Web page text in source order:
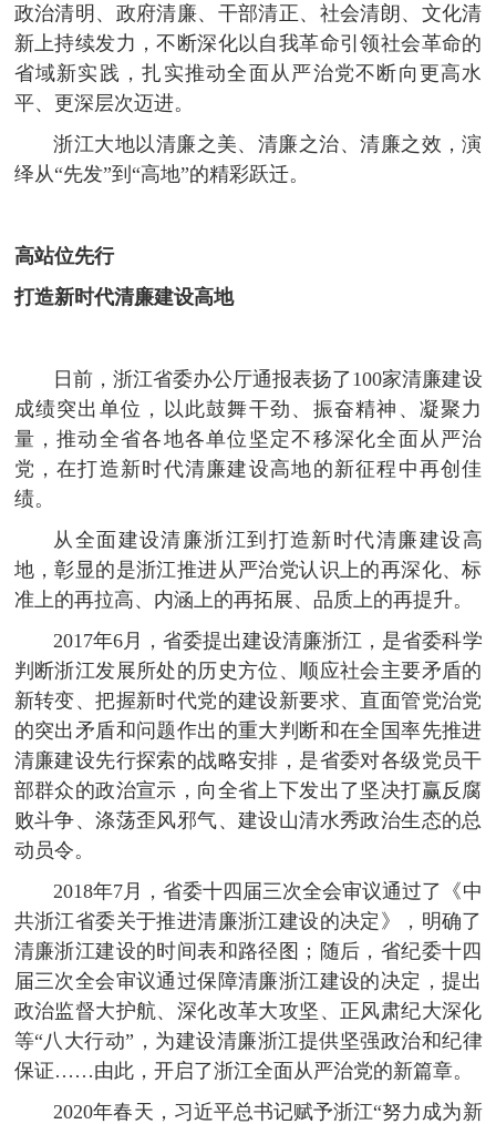
政治清明、政府清廉、干部清正、社会清朗、文化清
新上持续发力，不断深化以自我革命引领社会革命的
省域新实践，扎实推动全面从严治党不断向更高水
平、更深层次迈进。
浙江大地以清廉之美、清廉之治、清廉之效，演
绎从“先发”到“高地”的精彩跃迁。
高站位先行
打造新时代清廉建设高地
日前，浙江省委办公厅通报表扬了100家清廉建设
成绩突出单位，以此鼓舞干劲、振奋精神、凝聚力
量，推动全省各地各单位坚定不移深化全面从严治
党，在打造新时代清廉建设高地的新征程中再创佳
绩。
从全面建设清廉浙江到打造新时代清廉建设高
地，彰显的是浙江推进从严治党认识上的再深化、标
准上的再拉高、内涵上的再拓展、品质上的再提升。
2017年6月，省委提出建设清廉浙江，是省委科学
判断浙江发展所处的历史方位、顺应社会主要矛盾的
新转变、把握新时代党的建设新要求、直面管党治党
的突出矛盾和问题作出的重大判断和在全国率先推进
清廉建设先行探索的战略安排，是省委对各级党员干
部群众的政治宣示，向全省上下发出了坚决打赢反腐
败斗争、涤荡歪风邪气、建设山清水秀政治生态的总
动员令。
2018年7月，省委十四届三次全会审议通过了《中
共浙江省委关于推进清廉浙江建设的决定》，明确了
清廉浙江建设的时间表和路径图；随后，省纪委十四
届三次全会审议通过保障清廉浙江建设的决定，提出
政治监督大护航、深化改革大攻坚、正风肃纪大深化
等“八大行动”，为建设清廉浙江提供坚强政治和纪律
保证……由此，开启了浙江全面从严治党的新篇章。
2020年春天，习近平总书记赋予浙江“努力成为新